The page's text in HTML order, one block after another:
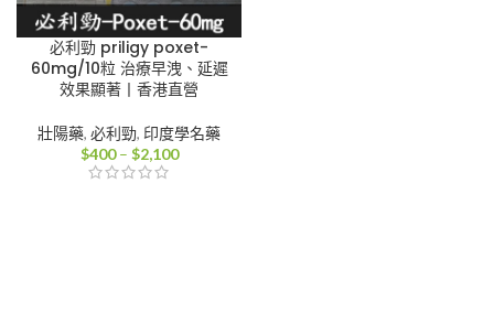
必利勁 priligy poxet-
60mg/10粒 治療早洩、延遲
效果顯著丨香港直營
壯陽藥, 必利勁, 印度學名藥
$400 – $2,100價